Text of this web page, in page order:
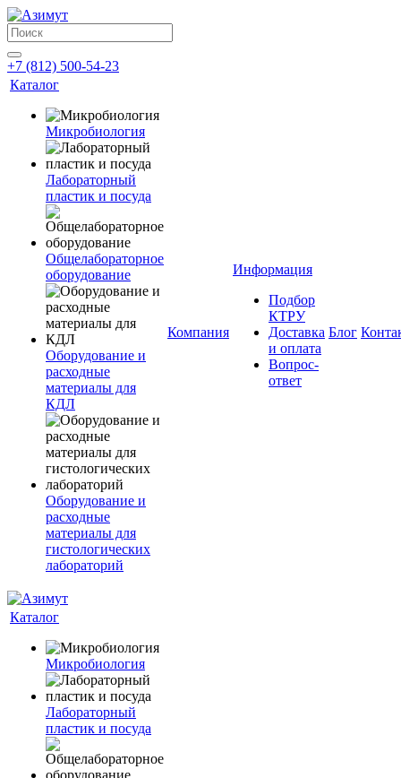
+7 (812) 500-54-23
Каталог
Микробиология
Лабораторный
пластик и посуда
Общелабораторное
оборудование
Оборудование и
расходные
материалы для
КДЛ
Оборудование и
расходные
материалы для
гистологических
лабораторий
Компания
Информация
Подбор
КТРУ
Доставка
и оплата
Вопрос-
ответ
Блог
Каталог
Микробиология
Лабораторный
пластик и посуда